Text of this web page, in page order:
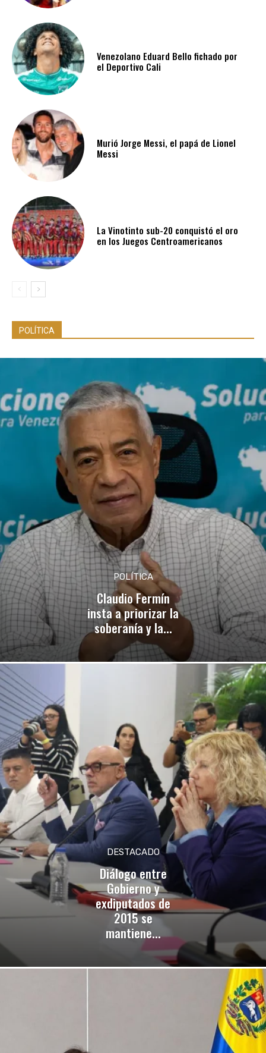
Venezolano Eduard Bello fichado por
el Deportivo Cali
Murió Jorge Messi, el papá de Lionel
Messi
La Vinotinto sub-20 conquistó el oro
en los Juegos Centroamericanos
POLÍTICA
POLÍTICA
Claudio Fermín
insta a priorizar la
soberanía y la...
DESTACADO
Diálogo entre
Gobierno y
exdiputados de
2015 se
mantiene...